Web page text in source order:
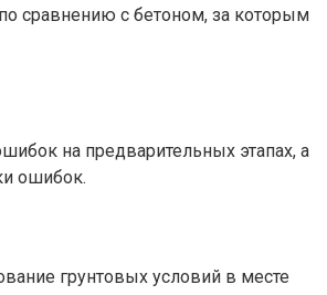
сравнению с бетоном, за которым
на предварительных этапах, а
ошибок.
грунтовых условий в месте